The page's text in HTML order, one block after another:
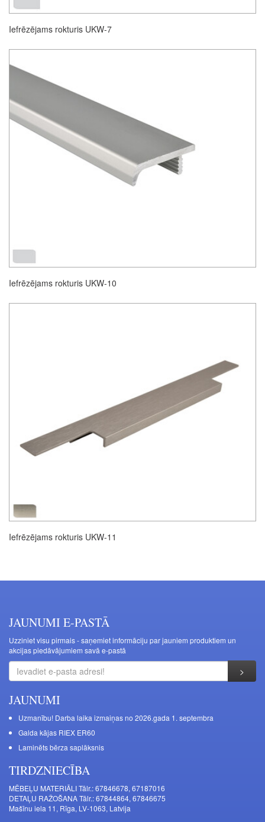
Iefrēzējams rokturis UKW-7
Iefrēzējams rokturis UKW-10
Iefrēzējams rokturis UKW-11
JAUNUMI E-PASTĀ
Uzziniet visu pirmais - saņemiet informāciju par jauniem produktiem un
akcijas piedāvājumiem savā e-pastā
JAUNUMI
Uzmanību! Darba laika izmaiņas no 2026.gada 1. septembra
Galda kājas RIEX ER60
Laminēts bērza saplāksnis
TIRDZNIECĪBA
MĒBEĻU MATERIĀLI Tālr.: 67846678, 67187016
DETAĻU RAŽOŠANA Tālr.: 67844864, 67846675
Mašīnu iela 11, Rīga, LV-1063, Latvija